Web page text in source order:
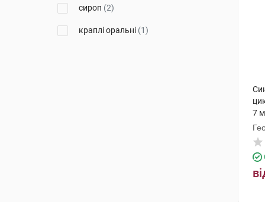
сироп (2)
краплі оральні (1)
7